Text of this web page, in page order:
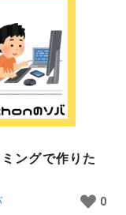
ングで作りた
0